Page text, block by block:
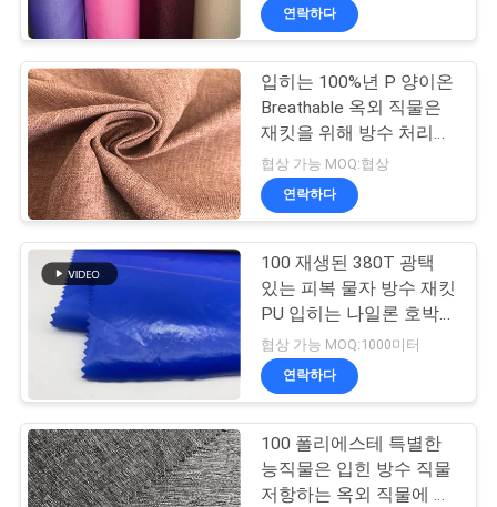
질
관
리
연
락
뉴
스
연락하다
입히는 100%년 P 양이온
Breathable 옥외 직물은
재킷을 위해 방수 처리합
니다
협상 가능 MOQ:협상
연락하다
100 재생된 380T 광택
있는 피복 물자 방수 재킷
PU 입히는 나일론 호박
단 직물 방수
협상 가능 MOQ:1000미터
연락하다
100 폴리에스테 특별한
능직물은 입힌 방수 직물
저항하는 옥외 직물에 의